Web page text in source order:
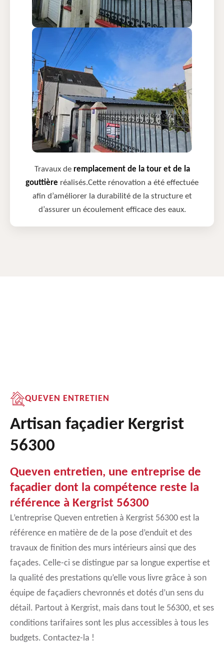
Travaux de remplacement de la tour et de la
gouttière réalisés.Cette rénovation a été effectuée
afin d’améliorer la durabilité de la structure et
d’assurer un écoulement efficace des eaux.
QUEVEN ENTRETIEN
Artisan façadier Kergrist
56300
Queven entretien, une entreprise de
façadier dont la compétence reste la
référence à Kergrist 56300
L’entreprise Queven entretien à Kergrist 56300 est la
référence en matière de de la pose d’enduit et des
travaux de finition des murs intérieurs ainsi que des
façades. Celle-ci se distingue par sa longue expertise et
la qualité des prestations qu’elle vous livre grâce à son
équipe de façadiers chevronnés et dotés d’un sens du
détail. Partout à Kergrist, mais dans tout le 56300, et ses
conditions tarifaires sont les plus accessibles à tous les
budgets. Contactez-la !